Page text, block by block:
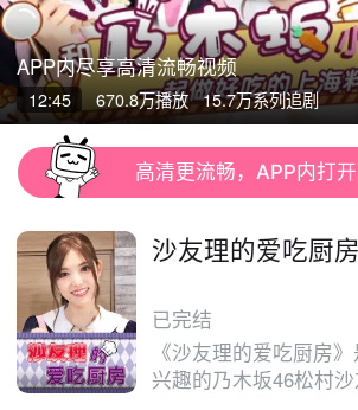
APP内尽享高清流畅视频
12:45 670.8万播放 15.7万系列追剧
高清更流畅，APP内打
沙友理的爱吃厨房
已完结
《沙友理的爱吃厨房
兴趣的乃木坂46松村